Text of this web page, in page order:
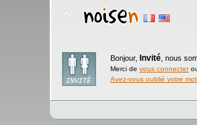
Bonjour, Invité nous
Merci de vous connecter
Avez-vous oublié votre